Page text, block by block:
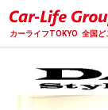
カーライフTOKYO 全国ど